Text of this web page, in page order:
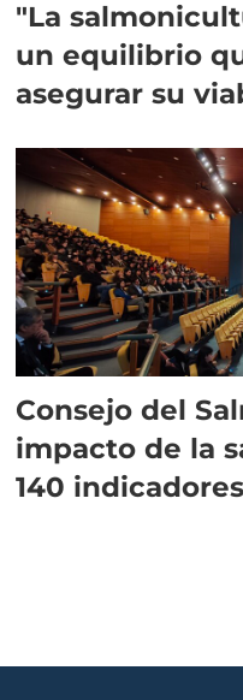
"La
un equilibrio
asegurar su
Consejo del
impacto de la
140 indicadores